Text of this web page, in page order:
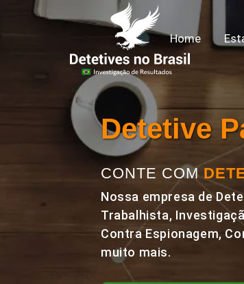
Home
Detetive
CONTE COM
Nossa empresa de
Trabalhista,
Contra Espionagem,
muito mais.